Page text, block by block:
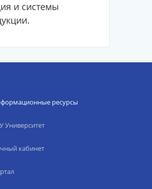
и системы
ресурсы
Университет
кабинет